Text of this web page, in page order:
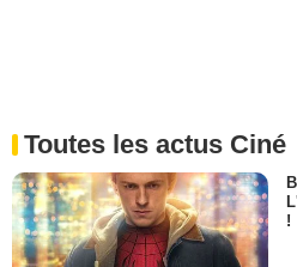
Toutes les actus Ciné
!